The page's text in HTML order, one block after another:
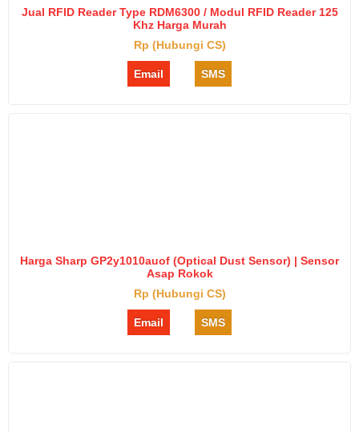
Jual RFID Reader Type RDM6300 / Modul RFID Reader 125
Khz Harga Murah
Rp (Hubungi CS)
Email SMS
Harga Sharp GP2y1010auof (Optical Dust Sensor) | Sensor
Asap Rokok
Rp (Hubungi CS)
Email SMS